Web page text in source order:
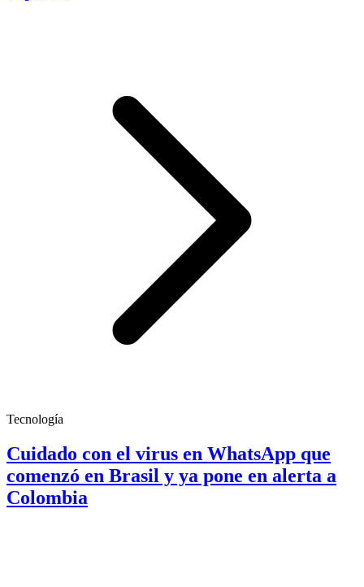
Tecnología
Cuidado con el virus en WhatsApp que
comenzó en Brasil y ya pone en alerta a
Colombia